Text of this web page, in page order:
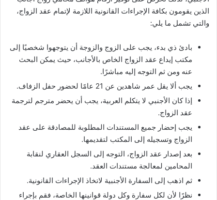
الذين يقومون بكافة الإجراءات القانونية اللازمة لإتمام عقد الزواج،
والتي تشمل ما يلي:
بادئ ذي بدء، يجب على الزوج والزوجة أن يتوجهوا شخصيًا إلى
مكتب إيداع عقد الزواج الخاص بالأجانب، حيث يمكن البحث
عنه ومن ثم التوجه إليه مباشرًا.
يجب ألا يقل عمر شاهدين عن 21 عامًا لحضور حفل الزفاف.
إذا كان الأجنبي لا يتكلم العربية، يجب أن يحضر مترجم لترجمة
عقد الزواج.
يجب إحضار جميع المستندات المطلوبة للمصادقة على عقد
الزواج وتسجيله إلى المكتب لتقديمها.
بعد إصدار عقد الزواج، التوجه إلى السجل العقاري لنقابة
المحامين لمعالجة مستندات العقد.
ثم اذهب إلى السفارة الأجنبية لاتخاذ الإجراءات القانونية.
نظرًا لأن لكل سفارة وكل دولة قوانينها الخاصة، فقم بإجراء